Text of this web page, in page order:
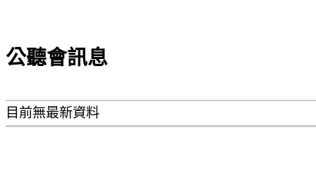
公聽會訊息
目前無最新資料